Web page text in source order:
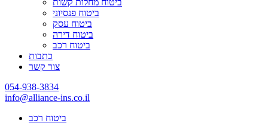
ביטוח מחלות קשות
ביטוח פנסיוני
ביטוח עסק
ביטוח דירה
ביטוח רכב
כתבות
צור קשר
054-938-3834
info@alliance-ins.co.il
ביטוח רכב